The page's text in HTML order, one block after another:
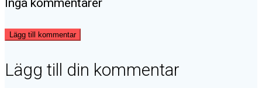
Inga kommentarer
Lägg till kommentar
Lägg till din kommentar